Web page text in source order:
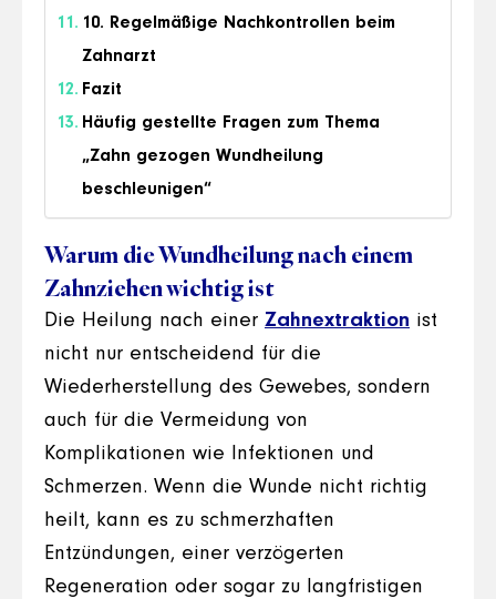
10. Regelmäßige Nachkontrollen beim
Zahnarzt
Fazit
Häufig gestellte Fragen zum Thema
„Zahn gezogen Wundheilung
beschleunigen“
Warum die Wundheilung nach einem
Zahnziehen wichtig ist
Die Heilung nach einer Zahnextraktion ist
nicht nur entscheidend für die
Wiederherstellung des Gewebes, sondern
auch für die Vermeidung von
Komplikationen wie Infektionen und
Schmerzen. Wenn die Wunde nicht richtig
heilt, kann es zu schmerzhaften
Entzündungen, einer verzögerten
Regeneration oder sogar zu langfristigen